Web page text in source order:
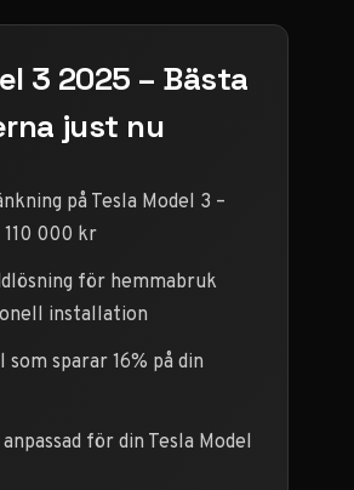
3 2025 – Bästa
just nu
på Tesla Model 3 –
000 kr
för hemmabruk
installation
sparar 16% på din
för din Tesla Model